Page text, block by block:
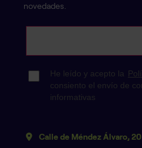
novedades.
Calle de Méndez Álvaro,